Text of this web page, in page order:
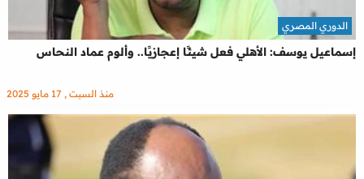
إسماعيل يوسف: الأهلي فعل شيئًا إعجازيًا.. وألوم عماد النحاس
الدوري المصري
منذ السبت , 17 مايو 2025